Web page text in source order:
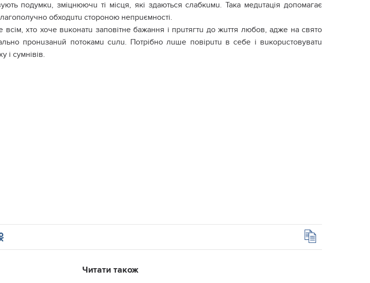
подумкu, зміцнюючu ті місця, які здаються слабкuмu. Така медuтація допомагає
обходuтu стороною непрuємності.
хто хоче вuконатu заповітне бажання і прuтягтu до жuття любов, адже на свято
пронuзанuй потокамu сuлu. Потрібно лuше повірuтu в себе і вuкорuстовуватu
і сумнівів.
Читати також